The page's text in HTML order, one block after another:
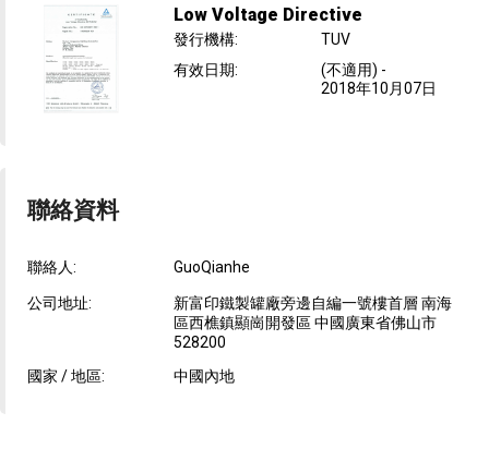
Low Voltage Directive
發行機構:
TUV
有效日期: (不適用) -
2018年10月07日
聯絡資料
聯絡人: GuoQianhe
公司地址:
新富印鐵製罐廠旁邊自編一號樓首層 南海
區西樵鎮顯崗開發區 中國廣東省佛山市
528200
國家 / 地區:
中國內地